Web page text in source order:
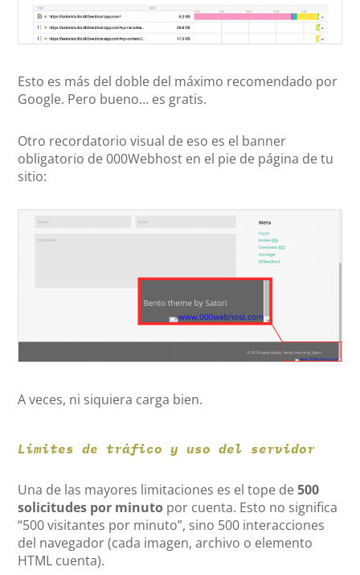
Esto es más del doble del máximo recomendado por
Google. Pero bueno… es gratis.
Otro recordatorio visual de eso es el banner
obligatorio de 000Webhost en el pie de página de tu
sitio:
A veces, ni siquiera carga bien.
Límites de tráfico y uso del servidor
Una de las mayores limitaciones es el tope de500
solicitudes por minuto por cuenta. Esto no significa
“500 visitantes por minuto”, sino 500 interacciones
del navegador (cada imagen, archivo o elemento
HTML cuenta).